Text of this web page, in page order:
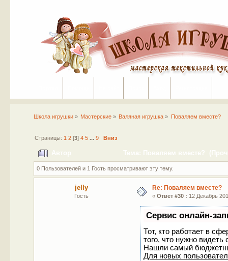
Школа игрушки» Мастерские » Валяная игрушка » Поваляем вместе?
Страницы: 1 2[3] 4 5 ... 9 Вниз
Автор Тема: Поваляем вместе?
0 Пользователей и 1 Гость просматривают эту тему.
jelly
Гость
Re: Поваляем вместе?
« Ответ #30 : 12 Декабрь
Сервис онлайн-
Тот, кто работает в
того, что нужно
Нашли самый
Для новых